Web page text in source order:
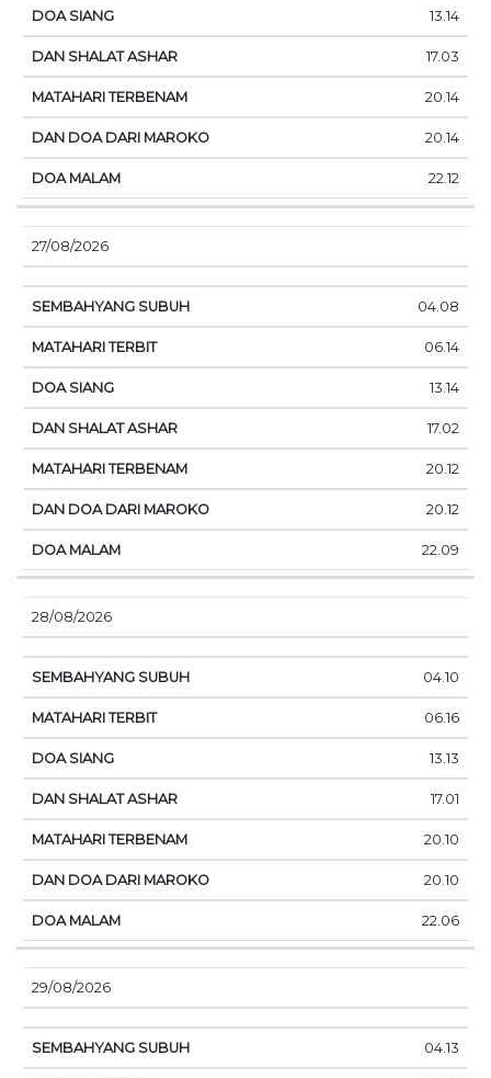
13.14
17.03
20.14
20.14
22.12
27/08/2026
04.08
06.14
13.14
17.02
20.12
20.12
22.09
28/08/2026
04.10
06.16
13.13
17.01
20.10
20.10
22.06
29/08/2026
04.13